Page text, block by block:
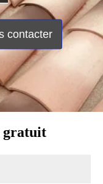
contacter
gratuit